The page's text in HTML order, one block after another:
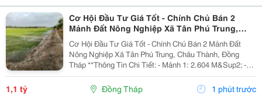
Cơ Hội Đầu Tư Giá Tốt - Chính Chủ Bán 2
Mảnh Đất Nông Nghiệp Xã Tân Phú Trung,
Châu Thành, Đồng Tháp
Cơ Hội Đầu Tư Giá Tốt - Chính Chủ Bán 2 Mảnh Đất
Nông Nghiệp Xã Tân Phú Trung, Châu Thành, Đồng
Tháp **Thông Tin Chi Tiết: - Mảnh 1: 2.604 M&Sup2; -
Mảnh 2: 1.527 M&Sup2; - Tổng Diện Tích: 4.131
M&Sup2; Giá Bán: 1 Tỷ 100 Triệu (Bán Cả 2 Mảnh, Có...
1,1 tỷ Đồng Tháp 1 phút trước